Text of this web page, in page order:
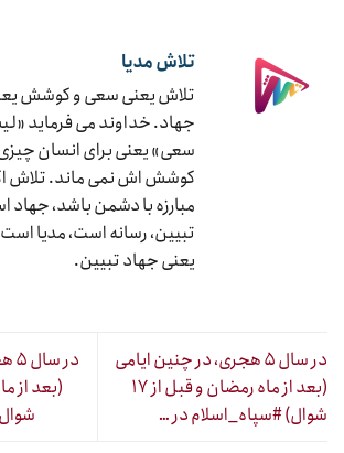
تلاش مدیا
تلاش یعنی سعی و کوشش
جهاد. خداوند می فرماید
سعی» یعنی برای انسان
کوشش اش نمی ماند. تلاش
مبارزه با دشمن باشد، جهاد
تبیین، رسانه است، مدیا
یعنی جهاد تبیین.
در سال ۵ هجری، در چنین ایامی
(بعد از ماه رمضان و قبل از ۱۷
شوال) #سپاه_اسلام در …